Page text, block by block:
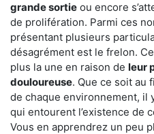
grande sortie ou encore
de prolifération. Parmi ces
présentant plusieurs
désagrément est le frelon.
plus la une en raison de leur
douloureuse. Que ce soit au
de chaque environnement, il
qui entourent l’existence de
Vous en apprendrez un peu